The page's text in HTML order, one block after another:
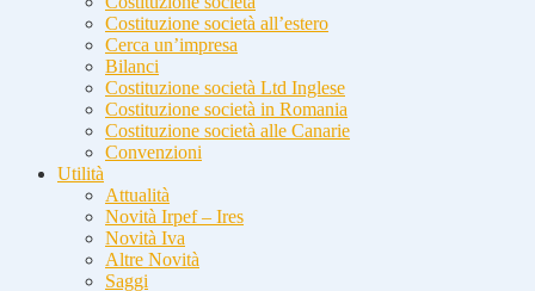
Costituzione società all’estero
Cerca un’impresa
Bilanci
Costituzione società Ltd Inglese
Costituzione società in Romania
Costituzione società alle Canarie
Convenzioni
Utilità
Attualità
Novità Irpef – Ires
Novità Iva
Altre Novità
Saggi